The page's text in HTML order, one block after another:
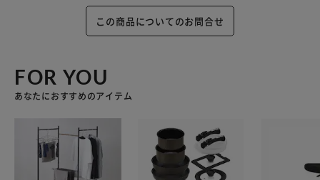
この商品についてのお問合せ
FOR YOU
あなたにおすすめのアイテム